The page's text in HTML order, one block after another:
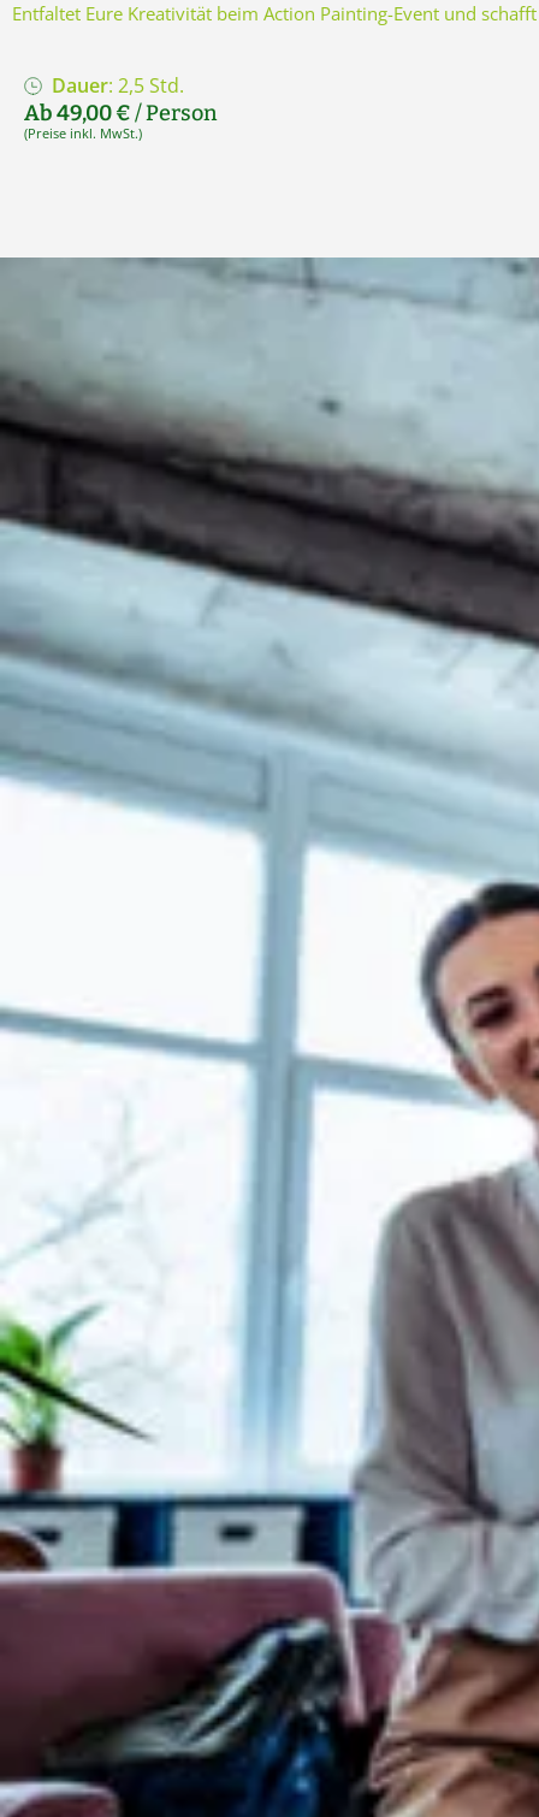
Entfaltet Eure Kreativität beim Action Painting-Event und
Dauer: 2,5 Std.
Ab 49,00 €/ Person
(Preise inkl. MwSt.)